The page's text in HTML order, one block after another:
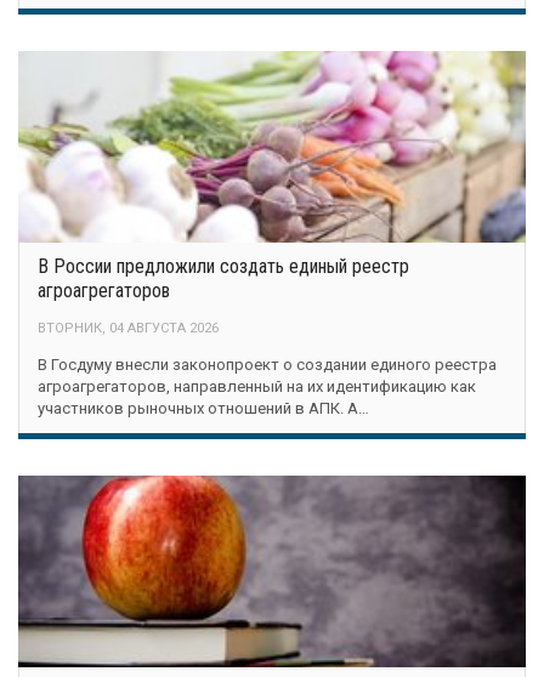
В России предложили создать единый реестр
агроагрегаторов
ВТОРНИК, 04 АВГУСТА 2026
В Госдуму внесли законопроект о создании единого реестра
агроагрегаторов, направленный на их идентификацию как
участников рыночных отношений в АПК. А…